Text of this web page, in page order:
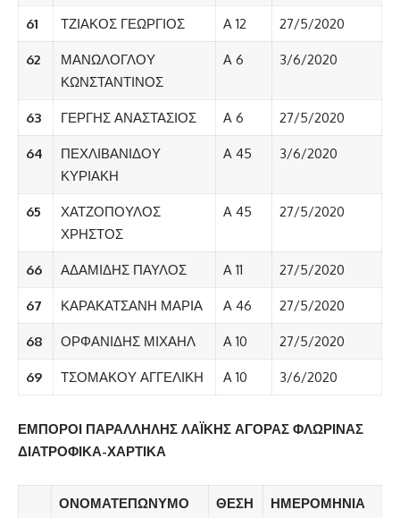
61 ΤΖΙΑΚΟΣ ΓΕΩΡΓΙΟΣ A 12 27/5/2020
62
ΜΑΝΩΛΟΓΛΟΥ
ΚΩΝΣΤΑΝΤΙΝΟΣ
A 6 3/6/2020
63 ΓΕΡΓΗΣ ΑΝΑΣΤΑΣΙΟΣ A 6 27/5/2020
64
ΠΕΧΛΙΒΑΝΙΔΟΥ
ΚΥΡΙΑΚΗ
A 45 3/6/2020
65
ΧΑΤΖΟΠΟΥΛΟΣ
ΧΡΗΣΤΟΣ
A 45 27/5/2020
66 ΑΔΑΜΙΔΗΣ ΠΑΥΛΟΣ A 11 27/5/2020
67 ΚΑΡΑΚΑΤΣΑΝΗ ΜΑΡΙΑ A 46 27/5/2020
68 ΟΡΦΑΝΙΔΗΣ ΜΙΧΑΗΛ A 10 27/5/2020
69 ΤΣΟΜΑΚΟΥ ΑΓΓΕΛΙΚΗ A 10 3/6/2020
ΕΜΠΟΡΟΙ ΠΑΡΑΛΛΗΛΗΣ ΛΑΪΚΗΣ ΑΓΟΡΑΣ ΦΛΩΡΙΝΑΣ
ΔΙΑΤΡΟΦΙΚΑ-ΧΑΡΤΙΚΑ
ΟΝΟΜΑΤΕΠΩΝΥΜΟ ΘΕΣΗ ΗΜΕΡΟΜΗΝΙΑ